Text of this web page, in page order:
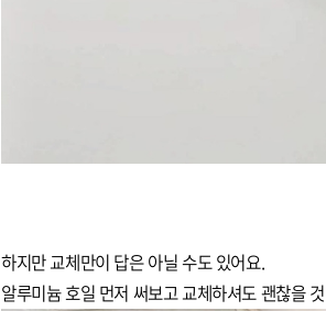
하지만 교체만이 답은 아닐 수도 있어요.
알루미늄 호일 먼저 써보고 교체하셔도 괜찮을